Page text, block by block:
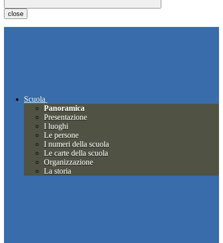
close
Scuola
Panoramica
Presentazione
I luoghi
Le persone
I numeri della scuola
Le carte della scuola
Organizzazione
La storia